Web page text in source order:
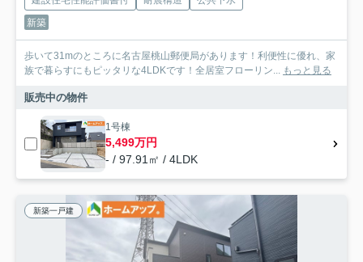
新築
歩いて31mのところに名古屋桃山郵便局があります！利便性に優れ、家
族で暮らすにもピッタリな4LDKです！全居室フローリン... もっと見る
販売中の物件
1号棟
5,499万円
- / 97.91㎡ / 4LDK
新築一戸建